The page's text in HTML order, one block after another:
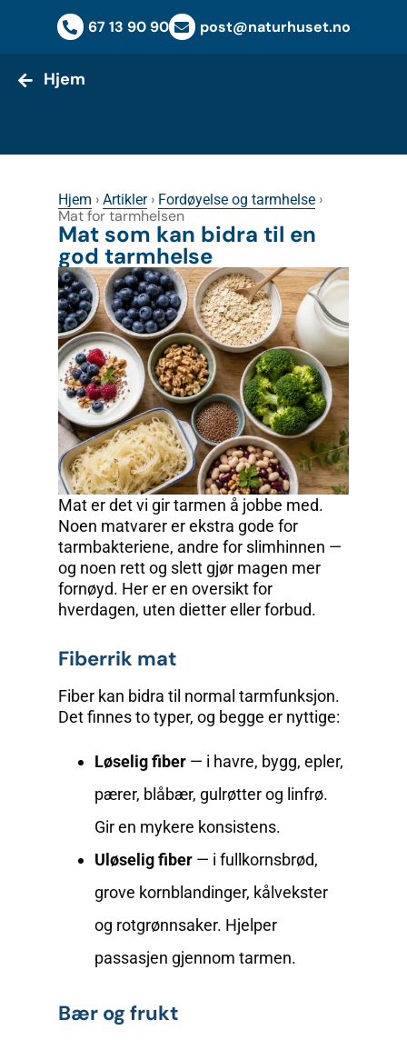
67 13 90 90 post@naturhuset.no
Hjem
Hjem
Hjem › Artikler› Fordøyelse og tarmhelse ›
Mat for tarmhelsen
Mat som kan bidra til en
god tarmhelse
Mat er det vi gir tarmen å jobbe med.
Noen matvarer er ekstra gode for
tarmbakteriene, andre for slimhinnen —
og noen rett og slett gjør magen mer
fornøyd. Her er en oversikt for
hverdagen, uten dietter eller forbud.
Fiberrik mat
Fiber kan bidra til normal tarmfunksjon.
Det finnes to typer, og begge er nyttige:
Løselig fiber — i havre, bygg, epler,
pærer, blåbær, gulrøtter og linfrø.
Gir en mykere konsistens.
Uløselig fiber — i fullkornsbrød,
grove kornblandinger, kålvekster
og rotgrønnsaker. Hjelper
passasjen gjennom tarmen.
Bær og frukt